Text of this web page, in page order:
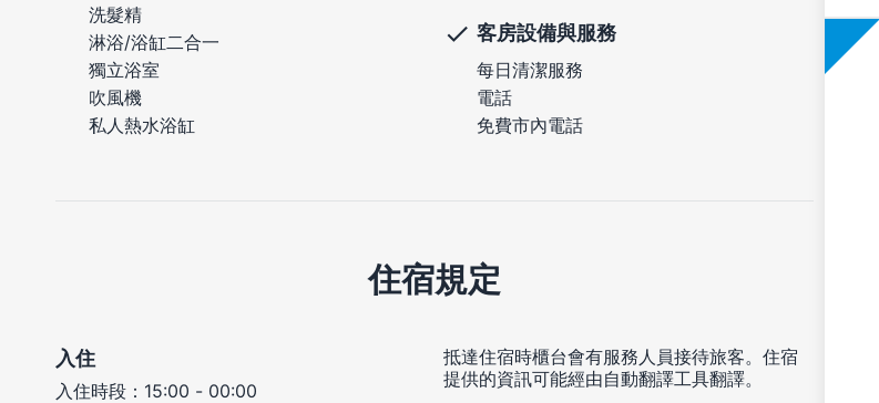
洗髮精
淋浴/浴缸二合一
獨立浴室
吹風機
私人熱水浴缸
客房設備與服務
每日清潔服務
電話
免費市內電話
住宿規定
入住
入住時段：15:00 - 00:00
抵達住宿時櫃台會有服務人員接待旅客。住宿
提供的資訊可能經由自動翻譯工具翻譯。